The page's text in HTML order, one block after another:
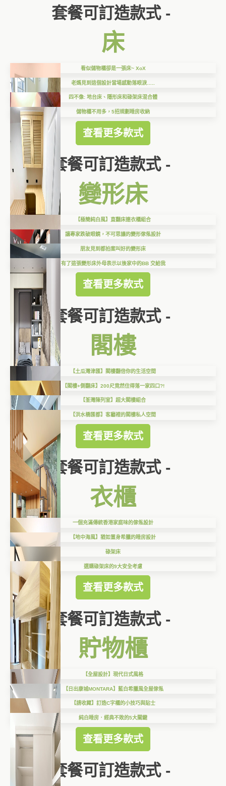
套餐可訂造款式 -
床
看似儲物櫃卻是一張床~ XoX
老媽見到這個設計當場感動落眼淚…..
四不像: 地台床、隱形床和碌架床混合體
儲物櫃不用多，5招規劃睡房收納
查看更多款式
套餐可訂造款式 -
變形床
【極簡純白風】直翻床連衣櫃組合
讓專家跌破眼鏡，不可思議的變形傢俬設計
朋友見到都拍案叫好的變形床
有了這張變形床外母表示以後家中的BB 交給我
查看更多款式
套餐可訂造款式 -
閣樓
【土瓜灣津匯】閣樓翻倍你的生活空間
【閣樓+側翻床】200尺竟然住得落一家四口?!
【荃灣陳列室】超大閣樓組合
【洪水橋匯都】客廳裡的閣樓私人空間
查看更多款式
套餐可訂造款式 -
衣櫃
一個充滿傳統香港家庭味的傢俬設計
【地中海風】猶如置身希臘的睡房設計
碌架床
選購碌架床的9大安全考慮
查看更多款式
套餐可訂造款式 -
貯物櫃
【全屋設計】現代日式風格
【日出康城MONTARA】藍白希臘風全屋傢俬
【請收藏】訂造C字櫃的小技巧與貼士
純白睡房．經典不敗的5大關鍵
查看更多款式
套餐可訂造款式 -